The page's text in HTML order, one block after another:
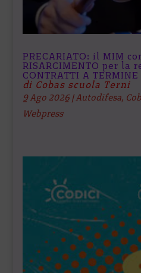
PRECARIATO: il MIM
RISARCIMENTO per la
CONTRATTI A TERMINE
di Cobas scuola Terni
9 Ago 2026| Autodifesa,
Webpress